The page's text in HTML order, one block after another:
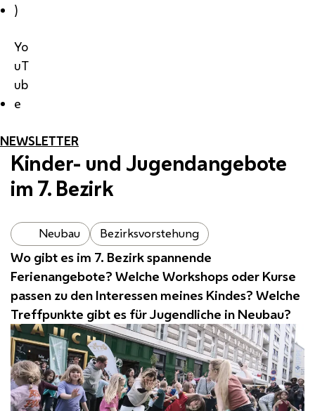
)
Yo
uT
ub
e
NEWSLETTER
Kinder- und Jugendangebote
im 7. Bezirk
Neubau Bezirksvorstehung
Wo gibt es im 7. Bezirk spannende
Ferienangebote? Welche Workshops oder Kurse
passen zu den Interessen meines Kindes? Welche
Treffpunkte gibt es für Jugendliche in Neubau?